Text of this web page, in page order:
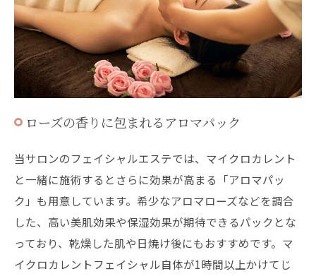
ローズの香りに包まれるアロマパック
当サロンのフェイシャルエステでは、マイクロカレント
と一緒に施術するとさらに効果が高まる「アロマパッ
ク」も用意しています。希少なアロマローズなどを調合
した、高い美肌効果や保湿効果が期待できるパックとな
っており、乾燥した肌や日焼け後にもおすすめです。マ
イクロカレントフェイシャル自体が1時間以上かけてじ